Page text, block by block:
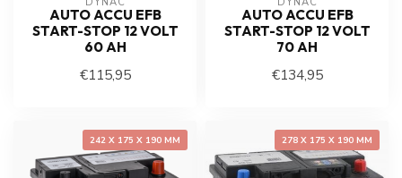
AUTO ACCU EFB
START-STOP 12 VOLT
60 AH
€115,95
AUTO ACCU EFB
START-STOP 12 VOLT
70 AH
€134,95
242 X 175 X 190 MM 278 X 175 X 190 MM